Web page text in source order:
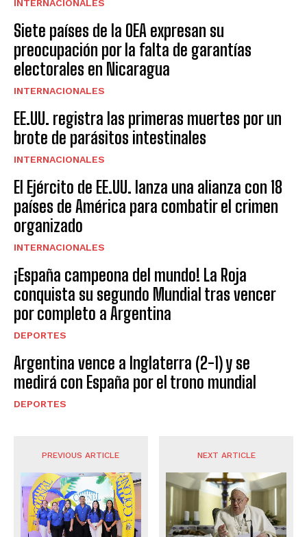
INTERNACIONALES
Siete países de la OEA expresan su
preocupación por la falta de garantías
electorales en Nicaragua
INTERNACIONALES
EE.UU. registra las primeras muertes por un
brote de parásitos intestinales
INTERNACIONALES
El Ejército de EE.UU. lanza una alianza con 18
países de América para combatir el crimen
organizado
INTERNACIONALES
¡España campeona del mundo! La Roja
conquista su segundo Mundial tras vencer
por completo a Argentina
DEPORTES
Argentina vence a Inglaterra (2-1) y se
medirá con España por el trono mundial
DEPORTES
PREVIOUS ARTICLE NEXT ARTICLE